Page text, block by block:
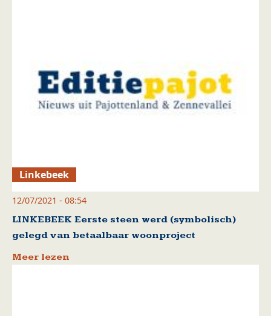
Linkebeek
12/07/2021 - 08:54
LINKEBEEK Eerste steen werd (symbolisch)
gelegd van betaalbaar woonproject
Meer lezen